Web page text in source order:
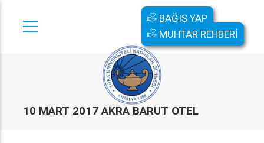
BAĞIŞ YAP
MUHTAR REHBERİ
10 MART 2017 AKRA BARUT OTEL